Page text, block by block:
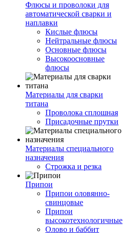
Флюсы и проволоки для
автоматической сварки и
наплавки
Кислые флюсы
Нейтральные флюсы
Основные флюсы
Высокоосновные
флюсы
Материалы для сварки
титана
Проволока сплошная
Присадочные прутки
Материалы специального
назначения
Строжка и резка
Припои
Припои оловянно-
свинцовые
Припои
высокотехнологичные
Олово и баббит